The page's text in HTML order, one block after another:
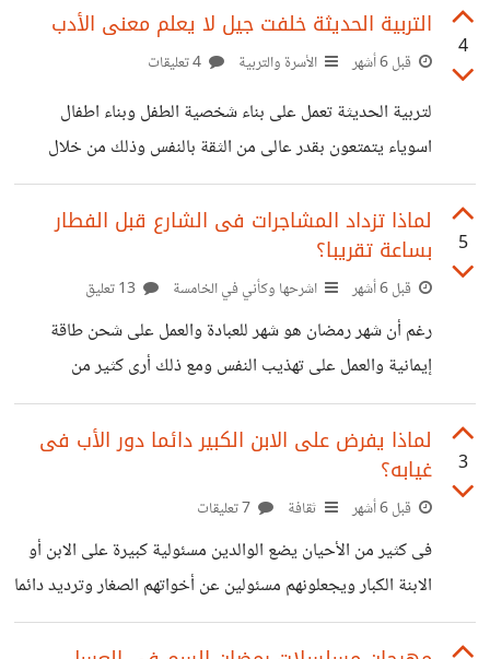
المسئوليات المطلوبة واستكمال باقى المسئوليات الخاصة
بتنظيف المنزل وأعداد الطعام والعديد من المهام والمسئوليات
نشاط أو مهام. كثيرا أشعر بأن الطاقة نفذت، والأمر قد يستمر
لأيام أوحتى أسابيع ولكنى وجدت أن الاستمرار فى أداء المهام
بشكل متتابع وآلى يجعلنا
4
التربية الحديثة خلفت جيل لا يعلم معنى الأدب
قبل 6 أشهر الأسرة والتربية
لتربية الحديثة تعمل على بناء شخصية الطفل وبناء اطفال
اسوياء يتمتعون بقدر عالى من الثقة بالنفس وذلك من خلال
الحوار والمناقشة بدلا من أسلوب العقاب المتعارف عليه ولكن من
خلال عملى كمدرسة والتعامل مع الطلاب فى مراحل عمرية
مختلفة أرى الوجه الاخر من التربية الحديثة فى تعاملات الطلاب
إعطاء الاولاد حرية زائدة من غير رقابة الوالدين يجعلهم غير
محترم للحدود وغير منضبطين. أحد أبناء اخواتى فى سن
مراهقة وهم من اتبعوا منهج التربيه الحديثه الان يعانون من
5
لماذا تزداد المشاجرات فى الشارع قبل الفطار
بساعة تقريبا؟
قبل 6 أشهر اشرحها وكأني في الخامسة
رغم أن شهر رمضان هو شهر للعبادة والعمل على شحن طاقة
إيمانية والعمل على تهذيب النفس ومع ذلك أرى كثير من
المشاجرات فى الشارع والغريب أنها قد تكون على أتفه الأسباب
رمضان الماضى شبت خناقة كبيرة جدا بين شابين بسبب صف
السيارة فى الشارع أحدهما ترك سيارته ليشترى عصير والاخر
يوبخه بأنه كيف يصف السيارة ويعطل حركة المرور فما السبب
فى هذة المشاجرات التى قد تبدو بسيطة وقد تكون متكررة فى
أوقات كثيرة ولكن تشب وتشتعل دائما قبل الفطار فى
3
لماذا يفرض على الابن الكبير دائما دور الأب فى
غيابه؟
قبل 6 أشهر ثقافة
فى كثير من الأحيان يضع الوالدين مسئولية كبيرة على الابن أو
الابنة الكبار ويجعلونهم مسئولين عن أخواتهم الصغار وترديد دائما
عبارة حافظ على أخواتك الصغار ، خد بالك منهم العبارة تتكرر